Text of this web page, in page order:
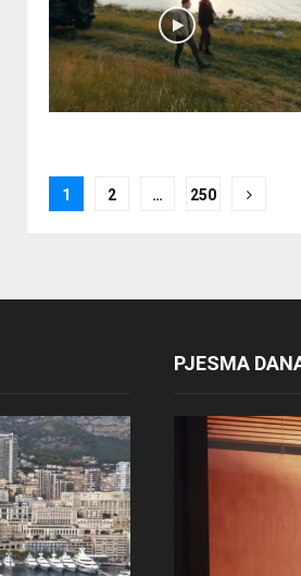
Posts
1 2 … 250
PJESMA